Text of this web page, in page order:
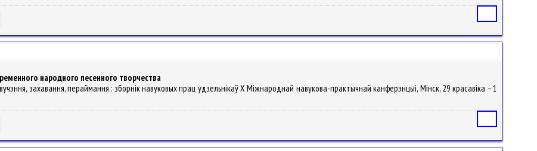
народного песенного творчества
захавання, пераймання : зборнік навуковых прац удзельнікаў Х Міжнароднай навукова-практычнай канферэнцыі, Мінск, 29 красавіка – 1